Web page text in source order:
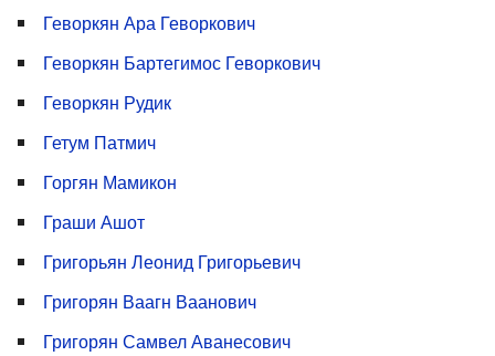
Геворкян Ара Геворкович
Геворкян Бартегимос Геворкович
Геворкян Рудик
Гетум Патмич
Горгян Мамикон
Граши Ашот
Григорьян Леонид Григорьевич
Григорян Ваагн Ваанович
Григорян Самвел Аванесович